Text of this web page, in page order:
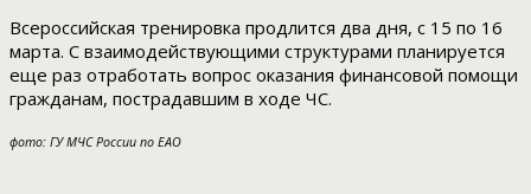
Всероссийская тренировка продлится два дня, с 15 по 16
марта. С взаимодействующими структурами планируется
еще раз отработать вопрос оказания финансовой помощи
гражданам, пострадавшим в ходе ЧС.
фото: ГУ МЧС России по ЕАО